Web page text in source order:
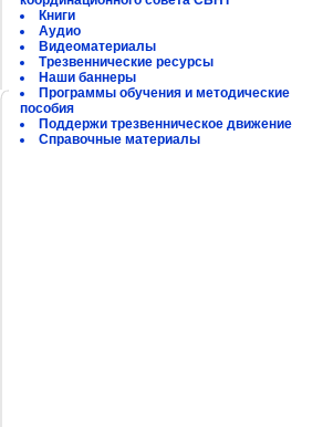
Книги
Аудио
Видеоматериалы
Трезвеннические ресурсы
Наши баннеры
Программы обучения и методические
пособия
Поддержи трезвенническое движение
Справочные материалы